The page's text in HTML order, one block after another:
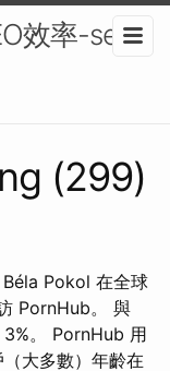
效率-seo
(299)
Pokol 在全球
PornHub。 與
。 PornHub 用
大多數）年齡在